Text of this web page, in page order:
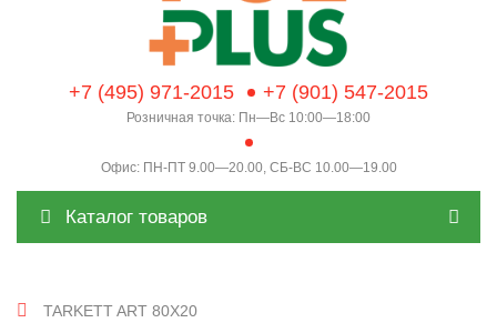
+7 (495) 971-2015 +7 (901) 547-2015
Розничная точка: Пн—Вс 10:00—18:00
Офис: ПН-ПТ 9.00—20.00, СБ-ВС 10.00—19.00
Каталог товаров
TARKETT ART 80X20